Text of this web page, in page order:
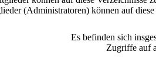
(Administratoren) können auf
Es befinden sich
Zugriffe auf